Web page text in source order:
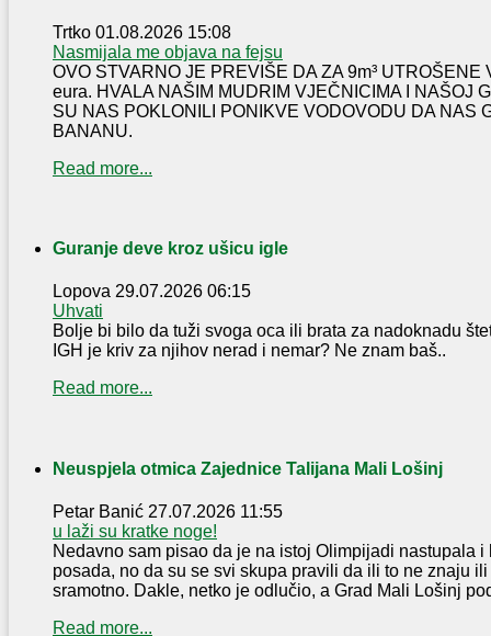
Trtko 01.08.2026 15:08
Nasmijala me objava na fejsu
OVO STVARNO JE PREVIŠE DA ZA 9m³ UTROŠENE
eura. HVALA NAŠIM MUDRIM VJEČNICIMA I NAŠOJ
SU NAS POKLONILI PONIKVE VODOVODU DA NAS
BANANU.
Read more...
Guranje deve kroz ušicu igle
Lopova 29.07.2026 06:15
Uhvati
Bolje bi bilo da tuži svoga oca ili brata za nadoknadu
IGH je kriv za njihov nerad i nemar? Ne znam baš..
Read more...
Neuspjela otmica Zajednice Talijana Mali Lošinj
Petar Banić 27.07.2026 11:55
u laži su kratke noge!
Nedavno sam pisao da je na istoj Olimpijadi nastupala i
posada, no da su se svi skupa pravili da ili to ne znaju
sramotno. Dakle, netko je odlučio, a Grad Mali Lošinj
Read more...